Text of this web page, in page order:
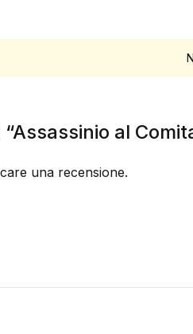
al
una recensione.